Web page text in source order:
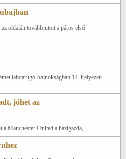
oldalán továbbjutott a páros első
labdarúgó-bajnokságban 14. helyezett
jöhet az
Manchester United a házigazda,...